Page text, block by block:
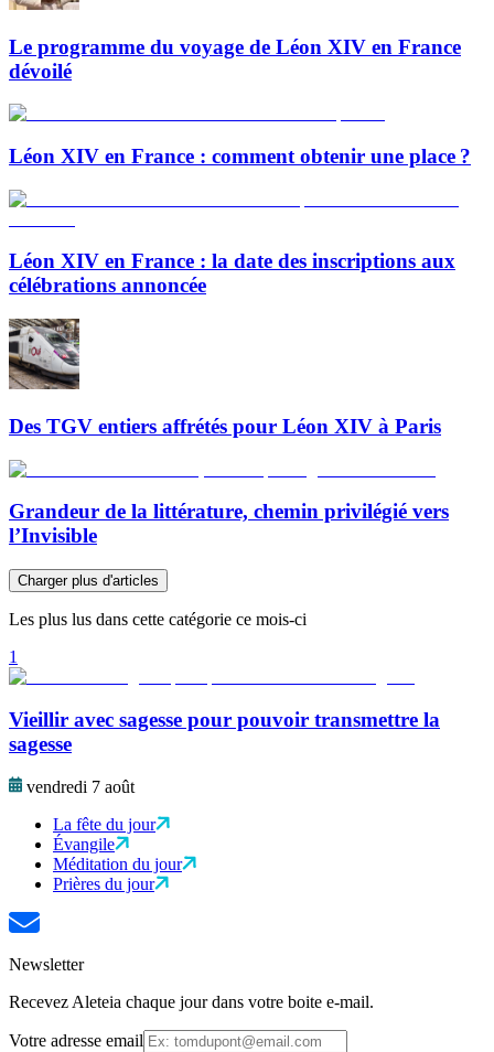
Le programme du voyage de Léon XIV en France
dévoilé
Léon XIV en France : comment obtenir une place ?
Léon XIV en France : la date des inscriptions aux
célébrations annoncée
Des TGV entiers affrétés pour Léon XIV à Paris
Grandeur de la littérature, chemin privilégié vers
l’Invisible
Charger plus d'articles
Les plus lus dans cette catégorie ce mois-ci
1
Vieillir avec sagesse pour pouvoir transmettre la
sagesse
vendredi 7 août
La fête du jour
Évangile
Méditation du jour
Prières du jour
Newsletter
Recevez Aleteia chaque jour dans votre boite e-mail.
Votre adresse email